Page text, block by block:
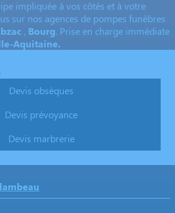
impliquée à vos côtés et à votre
sur nos agences de pompes funèbres
, Bourg. Prise en charge immédiate
Aquitaine.
Devis obsèques
Devis prévoyance
Devis marbrerie